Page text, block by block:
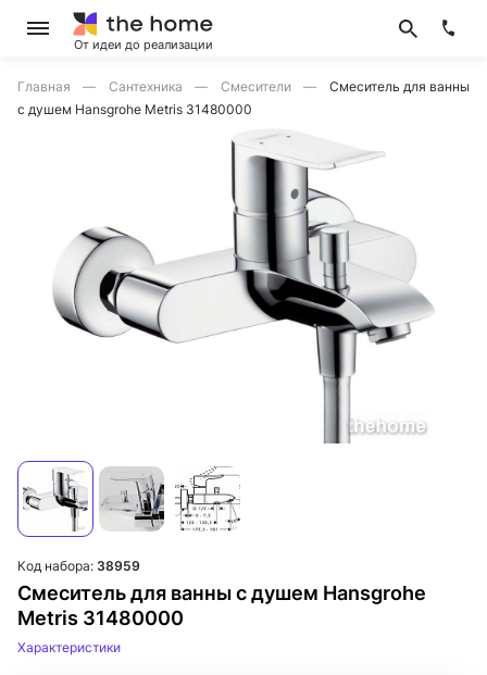
От идеи до реализации
Главная Сантехника Смесители
Смеситель для ванны
с душем Hansgrohe Metris 31480000
Смеситель для ванны с душем Hansgrohe
Metris 31480000
Код набора: 38959
Характеристики